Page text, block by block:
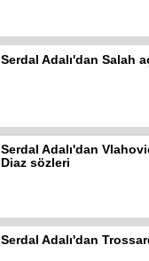
Serdal Adalı'dan Salah
Serdal Adalı'dan
Diaz sözleri
Serdal Adalı'dan